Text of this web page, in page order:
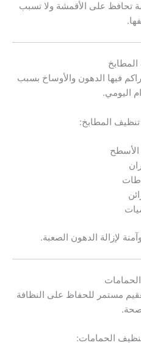
تحافظ على الأقمشة ولا تسبب
فيها الدهون والأوساخ بسبب
اليومي.
المطابخ:
الأسطح
لإزالة الدهون الصعبة.
مستمر للحفاظ على النظافة
الحمامات: